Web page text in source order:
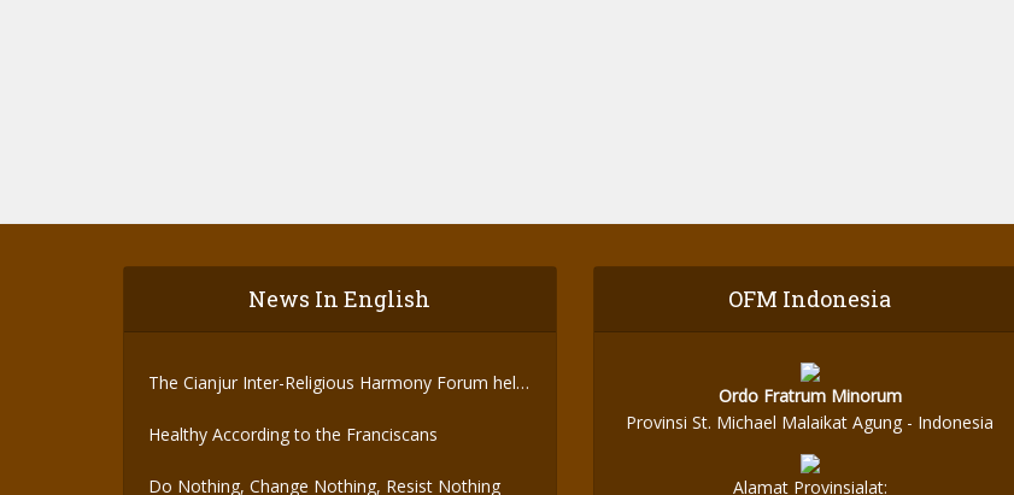
News In English
The Cianjur Inter-Religious Harmony Forum held
Healthy According to the Franciscans
Do Nothing, Change Nothing, Resist Nothing
OFM Indonesia
Ordo Fratrum Minorum
Provinsi St. Michael Malaikat Agung - Indonesia
Alamat Provinsialat: